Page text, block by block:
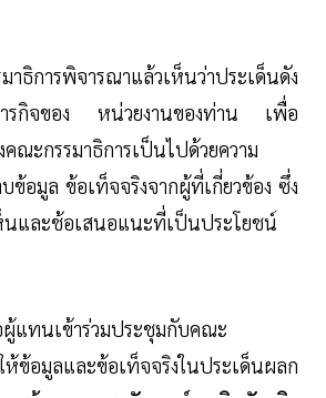
ธิการพิจารณาแล้วเห็นว่าประเด็นดัง
ภารกิจของ หน่วยงานของท่าน เพื่อ
ณะกรรมาธิการเป็นไปด้วยความ
ข้อมูล ข้อเท็จจริงจากผู้ที่เกี่ยวข้อง ซึ่ง
นและช้อเสนอแนะที่เป็นประโยชน์
แทนเข้าร่วมประชุมกับคณะ
ข้อมูลและข้อเท็จจริงในประเด็นผลก